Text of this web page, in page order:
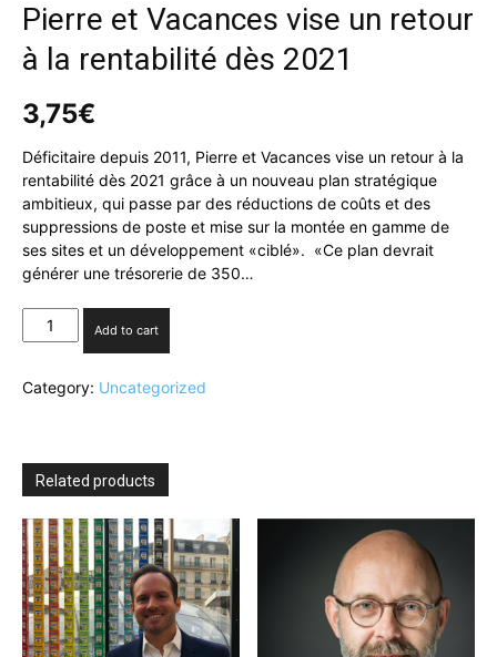
Pierre et Vacances vise un retour
à la rentabilité dès 2021
3,75€
Déficitaire depuis 2011, Pierre et Vacances vise un retour à la
rentabilité dès 2021 grâce à un nouveau plan stratégique
ambitieux, qui passe par des réductions de coûts et des
suppressions de poste et mise sur la montée en gamme de
ses sites et un développement «ciblé». «Ce plan devrait
générer une trésorerie de 350…
Pierre
et
vise
dès
2021
quantity
Add to cart
Category: Uncategorized
Related products